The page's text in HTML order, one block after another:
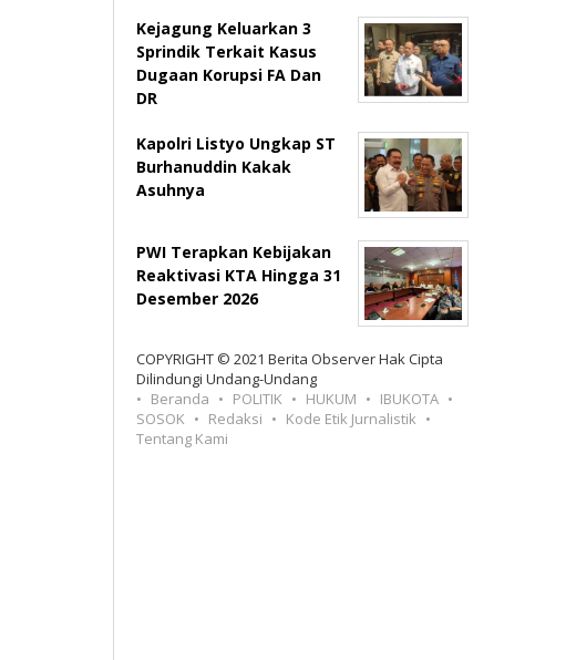
Kejagung Keluarkan 3
Sprindik Terkait Kasus
Dugaan Korupsi FA Dan
DR
Kapolri Listyo Ungkap ST
Burhanuddin Kakak
Asuhnya
PWI Terapkan Kebijakan
Reaktivasi KTA Hingga 31
Desember 2026
COPYRIGHT © 2021 Berita Observer Hak Cipta
Dilindungi Undang-Undang
Beranda
POLITIK HUKUM
IBUKOTA
SOSOK
Redaksi
Kode Etik Jurnalistik
Tentang Kami